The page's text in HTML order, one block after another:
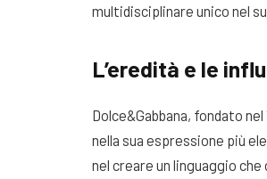
multidisciplinare unico nel
L’eredità e le
Dolce&Gabbana, fondato
nella sua espressione più
nel creare un linguaggio